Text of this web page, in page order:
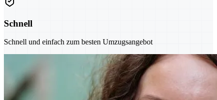
Schnell
Schnell und einfach zum besten Umzugsangebot